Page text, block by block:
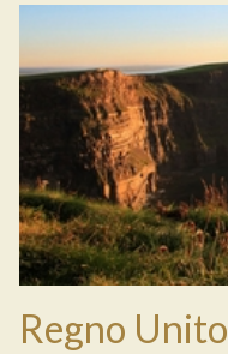
Regno Unito